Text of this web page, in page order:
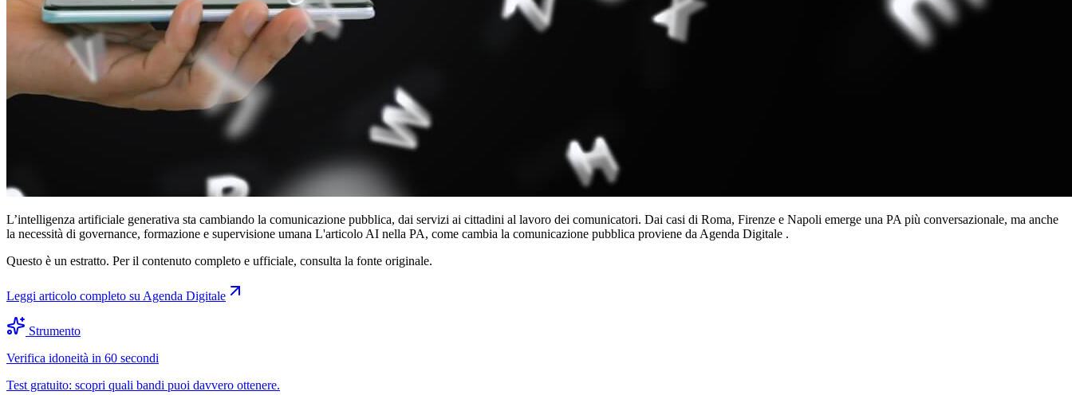
L’intelligenza artificiale generativa sta cambiando la comunicazione pubblica, dai servizi ai cittadini al lavoro dei comunicatori. Dai casi di Roma, Firenze e Napoli emerge una PA più conversazionale, ma anche
la necessità di governance, formazione e supervisione umana L'articolo AI nella PA, come cambia la comunicazione pubblica proviene da Agenda Digitale .
Questo è un estratto. Per il contenuto completo e ufficiale, consulta la fonte originale.
Leggi articolo completo su Agenda Digitale
Strumento
Verifica idoneità in 60 secondi
Test gratuito: scopri quali bandi puoi davvero ottenere.